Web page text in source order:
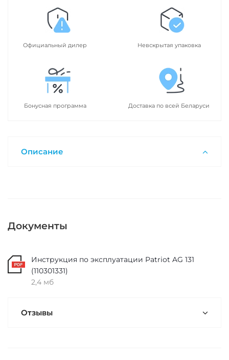
Официальный дилер Невскрытая упаковка
Бонусная программа Доставка по всей Беларуси
Описание
Документы
Инструкция по эксплуатации Patriot AG 131
(110301331)
2,4 мб
Отзывы